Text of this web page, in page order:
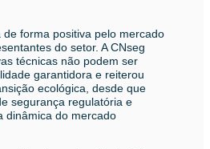
de forma positiva pelo mercado
do setor. A CNseg
técnicas não podem ser
garantidora e reiterou
ecológica, desde que
segurança regulatória e
dinâmica do mercado